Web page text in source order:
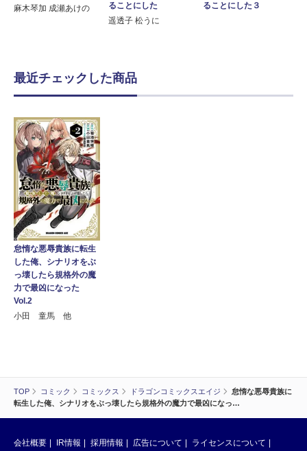
TOP コミック コミックス ドラゴンコミックスエイジ
怠惰な悪辱貴族に
転生した俺、シナリオをぶっ壊したら規格外の魔力で最凶になっ…
麻木琴加 成瀬あけの
ることにした
遥透子 松うに
ることにした３
最近チェックした商品
怠惰な悪辱貴族に転生
した俺、シナリオをぶ
っ壊したら規格外の魔
力で最凶になった
Vol.2
小田 童馬 他
会社概要 IR情報 採用情報 広告について ライセンスについて